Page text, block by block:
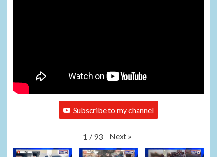
Subscribe to my channel
1 / 93 Next »